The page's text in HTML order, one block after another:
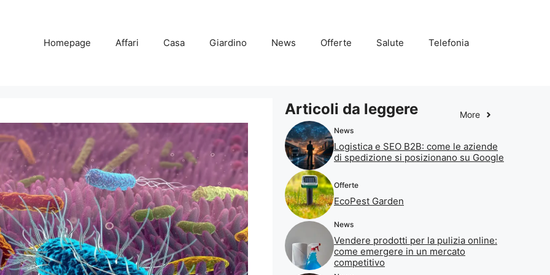
Homepage Affari Casa Giardino News Offerte Salute Telefonia
Articoli da leggere More
News
Logistica e SEO B2B: come le aziende
di spedizione si posizionano su Google
Offerte
EcoPest Garden
News
Vendere prodotti per la pulizia online:
come emergere in un mercato
competitivo